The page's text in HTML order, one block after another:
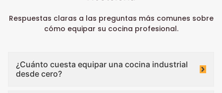
Respuestas claras a las preguntas más comunes sobre
cómo equipar su cocina profesional.
¿Cuánto cuesta equipar una cocina industrial
desde cero?